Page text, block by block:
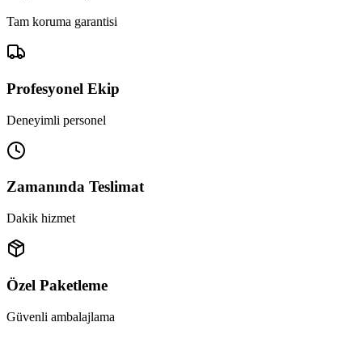
Tam koruma garantisi
Profesyonel Ekip
Deneyimli personel
Zamanında Teslimat
Dakik hizmet
Özel Paketleme
Güvenli ambalajlama